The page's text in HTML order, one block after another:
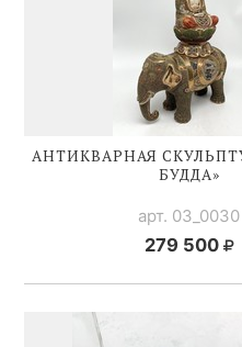
АНТИКВАРНАЯ
БУДДА»
арт. 03_0030
279 500